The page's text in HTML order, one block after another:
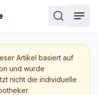
Artikel basiert auf
und wurde
nicht die individuelle